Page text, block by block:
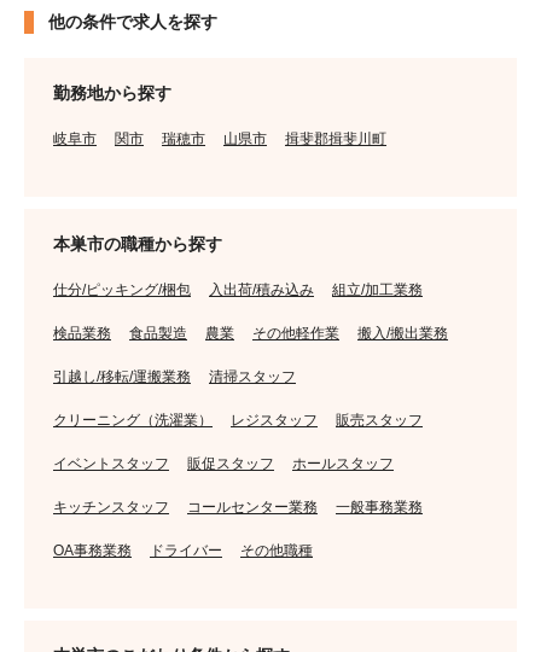
他の条件で求人を探す
勤務地から探す
岐阜市 関市 瑞穂市 山県市 揖斐郡揖斐川町
本巣市の職種から探す
仕分/ピッキング/梱包 入出荷/積み込み 組立/加工業務
検品業務 食品製造 農業 その他軽作業 搬入/搬出業務
引越し/移転/運搬業務 清掃スタッフ
クリーニング（洗濯業） レジスタッフ 販売スタッフ
イベントスタッフ 販促スタッフ ホールスタッフ
キッチンスタッフ コールセンター業務 一般事務業務
OA事務業務 ドライバー その他職種